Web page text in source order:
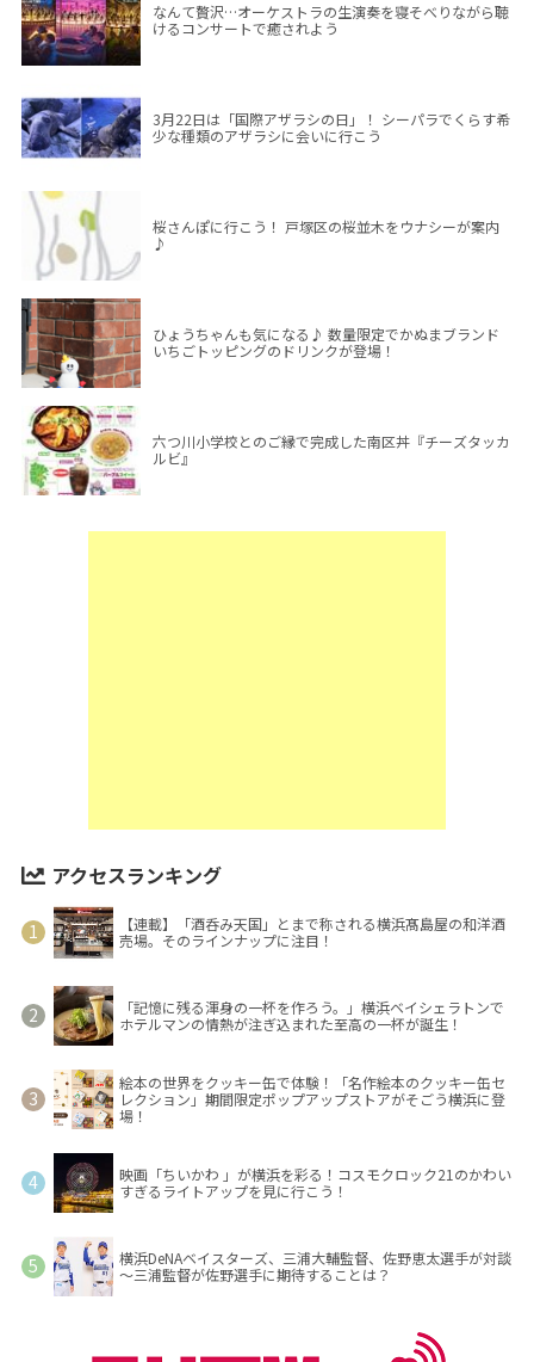
なんて贅沢…オーケストラの生演奏を寝そべりながら聴
けるコンサートで癒されよう
3月22日は「国際アザラシの日」！ シーパラでくらす希
少な種類のアザラシに会いに行こう
桜さんぽに行こう！ 戸塚区の桜並木をウナシーが案内
♪
ひょうちゃんも気になる♪ 数量限定でかぬまブランド
いちごトッピングのドリンクが登場！
六つ川小学校とのご縁で完成した南区丼『チーズタッカ
ルビ』
アクセスランキング
【連載】「酒呑み天国」とまで称される横浜髙島屋の和洋酒
売場。そのラインナップに注目！
「記憶に残る渾身の一杯を作ろう。」横浜ベイシェラトンで
ホテルマンの情熱が注ぎ込まれた至高の一杯が誕生！
絵本の世界をクッキー缶で体験！「名作絵本のクッキー缶セ
レクション」期間限定ポップアップストアがそごう横浜に登
場！
映画「ちいかわ 」が横浜を彩る！コスモクロック21のかわい
すぎるライトアップを見に行こう！
横浜DeNAベイスターズ、三浦大輔監督、佐野恵太選手が対談
～三浦監督が佐野選手に期待することは？